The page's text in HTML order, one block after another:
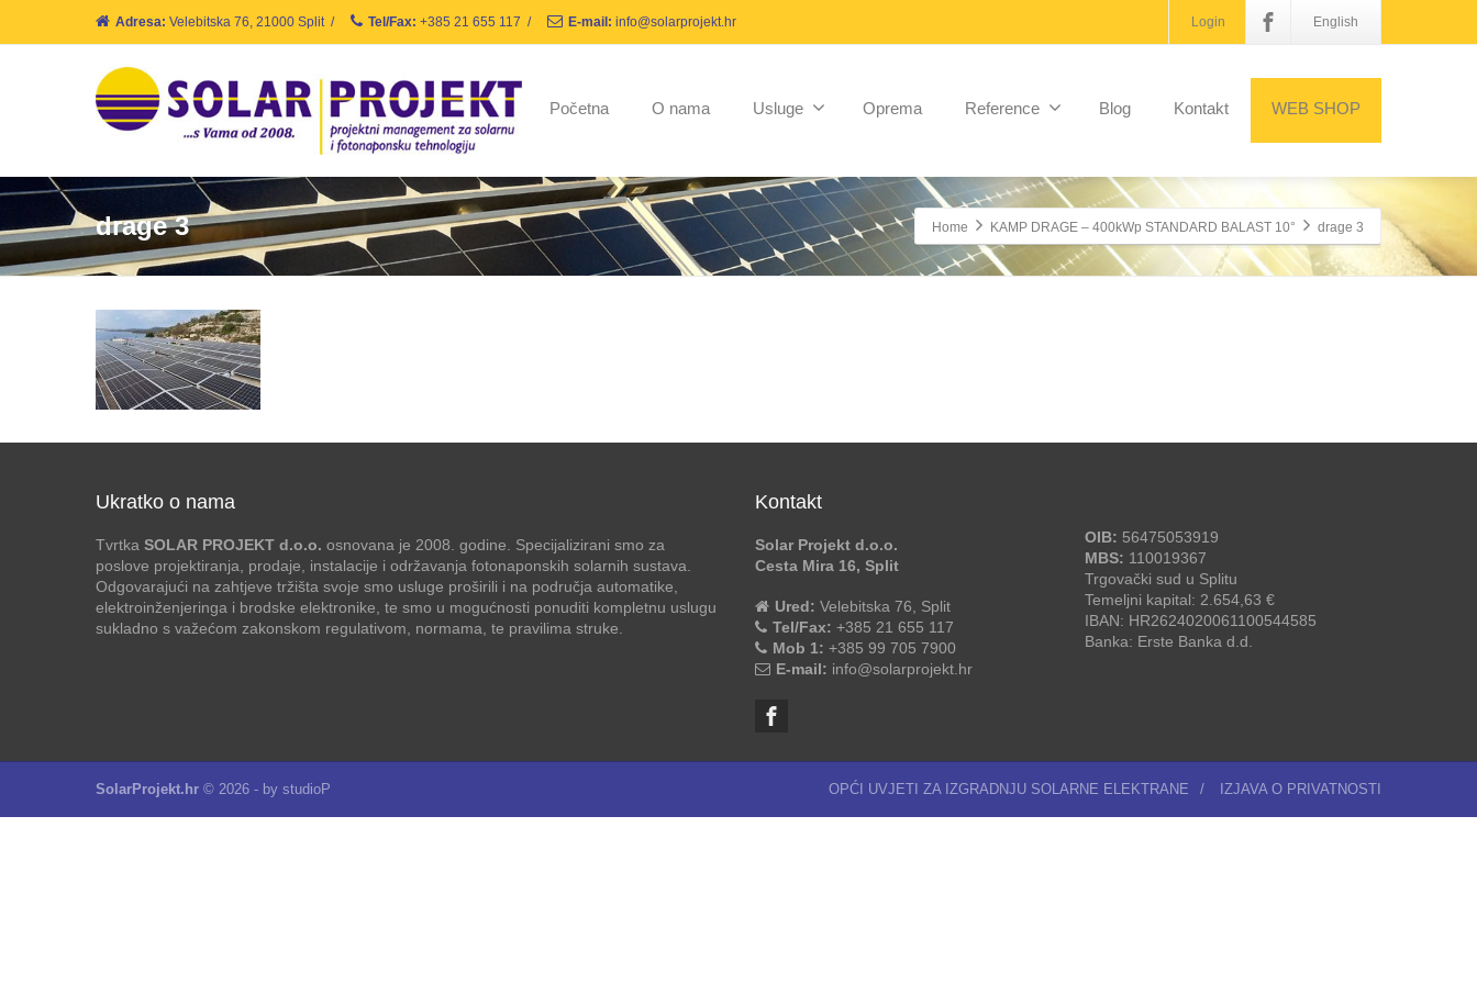
Adresa: Velebitska 76, 21000 Split / Tel/Fax: +385 21 655 117 / E-mail: info@solarprojekt.hr Login English
Početna O nama Usluge Oprema Reference Blog Kontakt WEB SHOP
drage 3 Home KAMP DRAGE – 400kWp STANDARD BALAST 10° drage 3
Ukratko o nama
Tvrtka SOLAR PROJEKT d.o.o. osnovana je 2008. godine. Specijalizirani smo za
poslove projektiranja, prodaje, instalacije i održavanja fotonaponskih solarnih sustava.
Odgovarajući na zahtjeve tržišta svoje smo usluge proširili i na područja automatike,
elektroinženjeringa i brodske elektronike, te smo u mogućnosti ponuditi kompletnu uslugu
sukladno s važećom zakonskom regulativom, normama, te pravilima struke.
Kontakt
Solar Projekt d.o.o.
Cesta Mira 16, Split
Ured: Velebitska 76, Split
Tel/Fax: +385 21 655 117
Mob 1: +385 99 705 7900
E-mail: info@solarprojekt.hr
OIB: 56475053919
MBS: 110019367
Trgovački sud u Splitu
Temeljni kapital: 2.654,63 €
IBAN: HR2624020061100544585
Banka: Erste Banka d.d.
SolarProjekt.hr © 2026 - by studioP OPĆI UVJETI ZA IZGRADNJU SOLARNE ELEKTRANE / IZJAVA O PRIVATNOSTI